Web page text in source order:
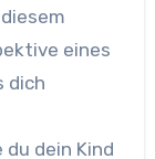
eines
dich
dein Kind